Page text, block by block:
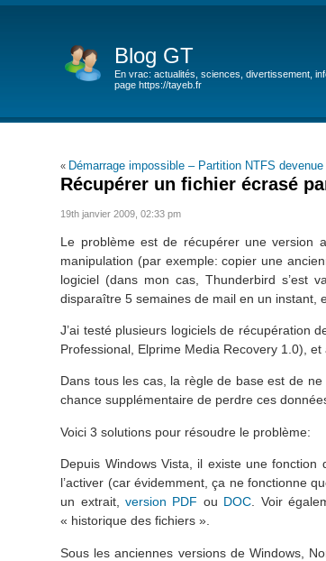
Blog GT
En vrac: actualités, sciences, divertissement,
page https://tayeb.fr
« Démarrage impossible – Partition NTFS
Récupérer un fichier écrasé
19th janvier 2009, 02:33 pm
Le problème est de récupérer une version
manipulation (par exemple: copier une
logiciel (dans mon cas, Thunderbird s’est
disparaître 5 semaines de mail en un instant,
J’ai testé plusieurs logiciels de récupération
Professional, Elprime Media Recovery 1.0),
Dans tous les cas, la règle de base est de
chance supplémentaire de perdre ces
Voici 3 solutions pour résoudre le problème:
Depuis Windows Vista, il existe une
l’activer (car évidemment, ça ne fonctionne
un extrait, version PDF ou DOC . Voir
« historique des fichiers ».
Sous les anciennes versions de Windows,